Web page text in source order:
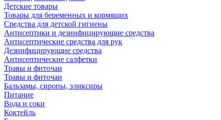
Детские товары
Товары для беременных и кормящих
Средства для детской гигиены
Антисептики и дезинфицирующие средства
Антисептические средства для рук
Дезинфицирующие средства
Антисептические салфетки
Травы и фиточаи
Травы и фиточаи
Бальзамы, сиропы, эликсиры
Питание
Вода и соки
Коктейль